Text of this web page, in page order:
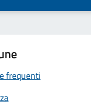
frequenti